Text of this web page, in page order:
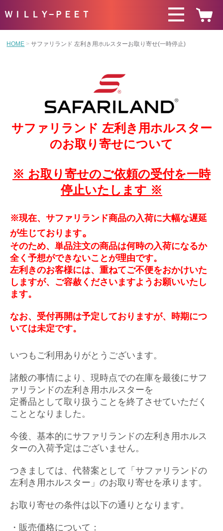
ＷＩＬＬＹ−ＰＥＥＴ
HOME サファリランド 左利き用ホルスターお取り寄せ(一時停止)
サファリランド 左利き用ホルスター
のお取り寄せについて
※ お取り寄せのご依頼の受付を一時
停止いたします ※
※現在、サファリランド商品の入荷に大幅な遅延
が生じております。
そのため、単品注文の商品は何時の入荷になるか
全く予想ができないことが理由です。
左利きのお客様には、重ねてご不便をおかけいた
しますが、ご容赦くださいますようお願いいたし
ます。
なお、受付再開は予定しておりますが、時期につ
いては未定です。
いつもご利用ありがとうございます。
諸般の事情により、 現時点での在庫を最後にサフ
ァリランドの左利き用ホルスターを
定番品として取り扱うことを終了させていただく
こととなりました。
今後、基本的にサファリランドの左利き用ホルス
ターの入荷予定はございません。
つきましては、代替案として「サファリランドの
左利き用ホルスター」のお取り寄せを承ります。
お取り寄せの条件は以下の通りとなります。
・販売価格について：